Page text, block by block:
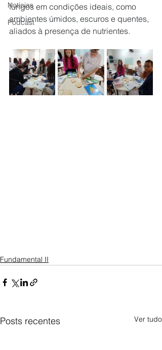
Notícias
Podcast
fungos em condições ideais, como
ambientes úmidos, escuros e quentes,
aliados à presença de nutrientes.
Fundamental II
Posts recentes Ver tudo